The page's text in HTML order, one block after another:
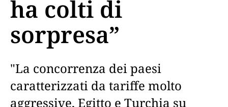
ha colti di
sorpresa”
"La concorrenza dei paesi
caratterizzati da tariffe molto
aggressive, Egitto e Turchia su